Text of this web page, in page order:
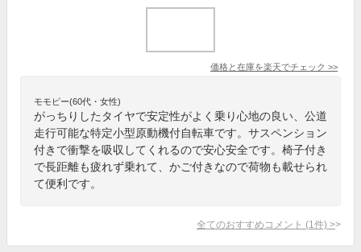
価格と在庫を楽天でチェック >>
モモピー(60代・女性)
がっちりしたタイヤで安定性がよく乗り心地の良い、公道
走行可能な特定小型原動機付自転車です。サスペンション
付きで衝撃を吸収してくれるので安心安全です。椅子付き
で長距離も疲れず乗れて、かご付きなので荷物も載せられ
て便利です。
全てのおすすめコメント (1 件) >